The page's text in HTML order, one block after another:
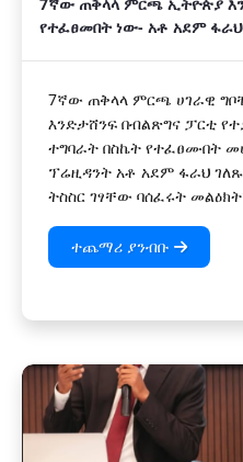
የተፈፀመበት ነው- አቶ አደም ፋራህ
7ኛው ጠቅላላ ምርጫ ሀገራዊ
እንድታሸንፍ በብልጽግና ፓርቲ
ተግባራት በስኬት የተፈፀሙበት
ፕሬዚዳንት አቶ አደም ፋራህ
ትስስር ገፃቸው ባሰፈሩት
ተጨማሪ ያንብቡ